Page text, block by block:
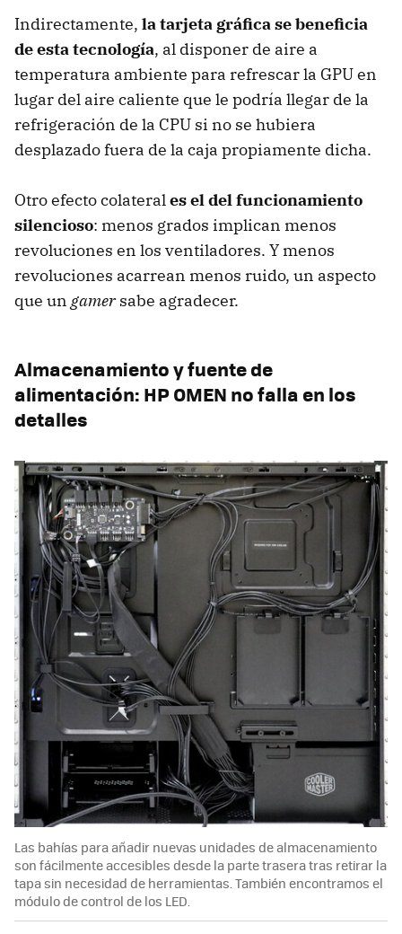
Indirectamente, la tarjeta gráfica se beneficia
de esta tecnología, al disponer de aire a
temperatura ambiente para refrescar la GPU en
lugar del aire caliente que le podría llegar de la
refrigeración de la CPU si no se hubiera
desplazado fuera de la caja propiamente dicha.
Otro efecto colaterales el del funcionamiento
silencioso: menos grados implican menos
revoluciones en los ventiladores. Y menos
revoluciones acarrean menos ruido, un aspecto
que un gamersabe agradecer.
Almacenamiento y fuente de
alimentación: HP OMEN no falla en los
detalles
Las bahías para añadir nuevas unidades de almacenamiento
son fácilmente accesibles desde la parte trasera tras retirar la
tapa sin necesidad de herramientas. También encontramos el
módulo de control de los LED.